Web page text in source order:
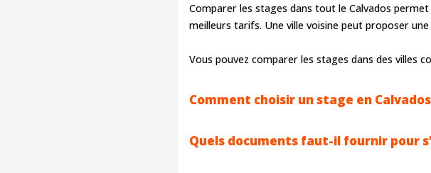
Comparer les stages dans tout le Calvados
meilleurs tarifs. Une ville voisine peut proposer
Vous pouvez comparer les stages dans des villes
Comment choisir un stage en
Quels documents faut-il fournir pour